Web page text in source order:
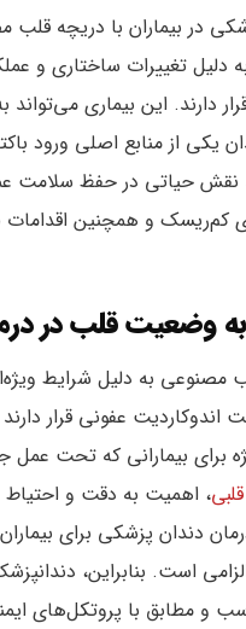
در بیماران با دریچه
به دلیل تغییرات ساختاری
دارند. این بیماری
یکی از منابع اصلی ورود
حیاتی در حفظ سلامت
کم‌ریسک و همچنین اقدامات
وضعیت قلب در
مصنوعی به دلیل شرایط
عفونی قرار
برای بیمارانی که تحت
، اهمیت به دقت و
دندان‌ پزشکی برای
است. بنابراین،
و مطابق با پروتکل‌های